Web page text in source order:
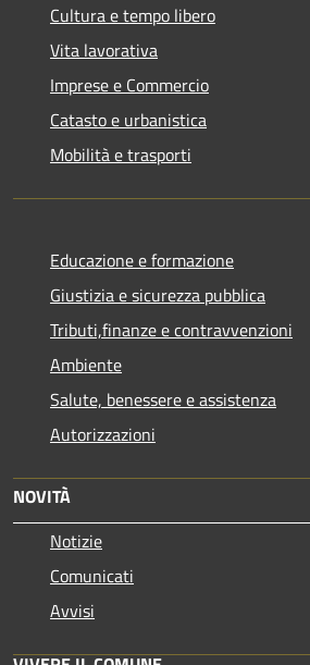
Cultura e tempo libero
Vita lavorativa
Imprese e Commercio
Catasto e urbanistica
Mobilità e trasporti
Educazione e formazione
Giustizia e sicurezza pubblica
Tributi,finanze e contravvenzioni
Ambiente
Salute, benessere e assistenza
Autorizzazioni
NOVITÀ
Notizie
Comunicati
Avvisi